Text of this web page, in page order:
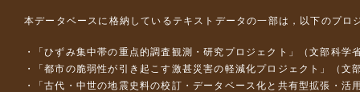
本データベースに格納しているテキストデータの一部は，以下のプロ
「ひずみ集中帯の重点的調査観測・研究プロジェクト」（文部科
「都市の脆弱性が引き起こす激甚災害の軽減化プロジェクト」（
「古代・中世の地震史料の校訂・データベース化と共有型拡張・